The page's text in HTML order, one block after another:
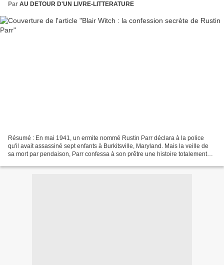
Par AU DETOUR D'UN LIVRE-LITTERATURE
Résumé : En mai 1941, un ermite nommé Rustin Parr déclara à la police
qu'il avait assassiné sept enfants à Burkitsville, Maryland. Mais la veille de
sa mort par pendaison, Parr confessa à son prêtre une histoire totalement